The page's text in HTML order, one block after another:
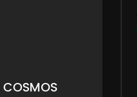
COSMOS